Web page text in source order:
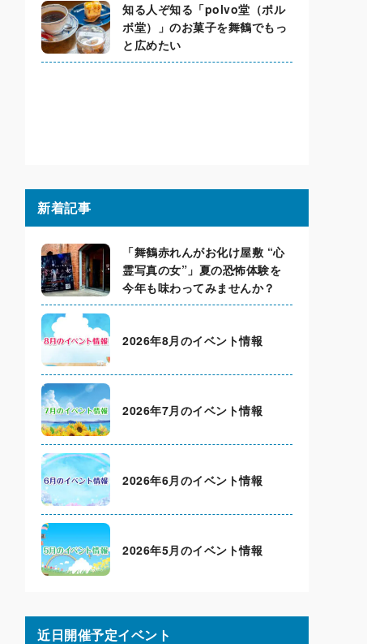
知る人ぞ知る「polvo堂（ポル
ボ堂）」のお菓子を舞鶴でもっ
と広めたい
新着記事
「舞鶴赤れんがお化け屋敷 “心
霊写真の女”」夏の恐怖体験を
今年も味わってみませんか？
2026年8月のイベント情報
2026年7月のイベント情報
2026年6月のイベント情報
2026年5月のイベント情報
近日開催予定イベント